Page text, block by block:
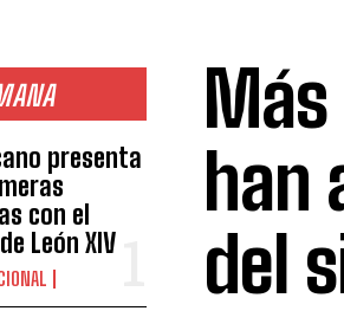
presenta
con el
León XIV
han
del